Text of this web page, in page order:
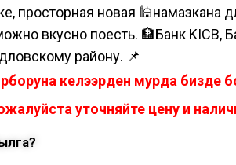
просторная новая
вкусно поесть. 🏦Банк
району. 📌
келээрден мурда
уточняйте цену и